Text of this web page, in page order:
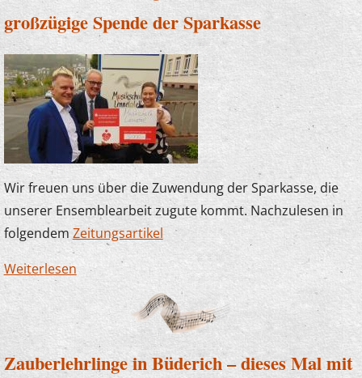
großzügige Spende der Sparkasse
Wir freuen uns über die Zuwendung der Sparkasse, die
unserer Ensemblearbeit zugute kommt. Nachzulesen in
folgendem Zeitungsartikel
Weiterlesen über Die Musikschule sagt Danke! Erneut
großzügige Spende der Sparkasse
Zauberlehrlinge in Büderich – dieses Mal mit